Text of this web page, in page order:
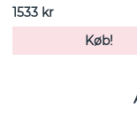
1533 kr
Køb!